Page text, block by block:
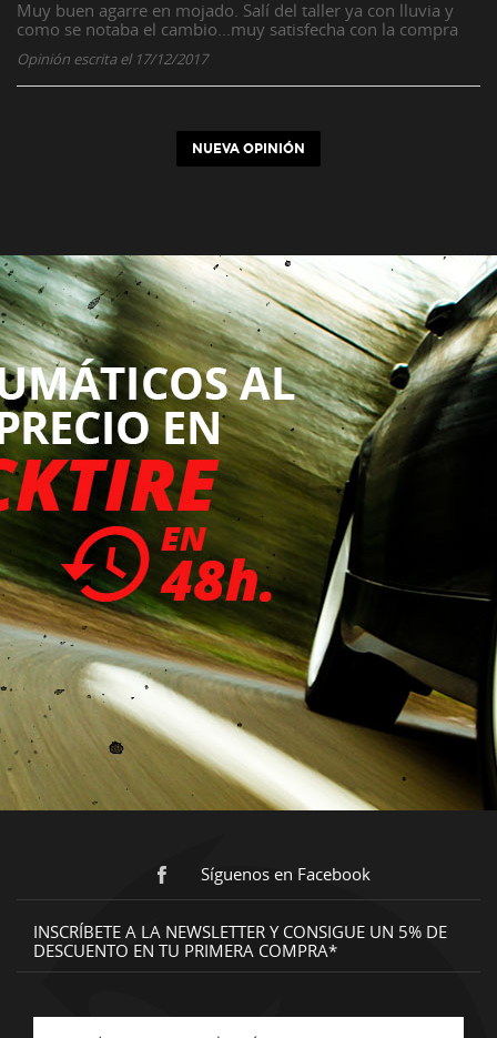
Muy buen agarre en mojado. Salí del taller ya con lluvia y
como se notaba el cambio...muy satisfecha con la compra
Opinión escrita el 17/12/2017
NUEVA OPINIÓN
Síguenos en Facebook
INSCRÍBETE A LA NEWSLETTER Y CONSIGUE UN 5% DE
DESCUENTO EN TU PRIMERA COMPRA*